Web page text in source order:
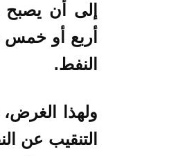
إلى أن يصبح
أربع أو خمس
النفط.
ولهذا
التنقيب عن